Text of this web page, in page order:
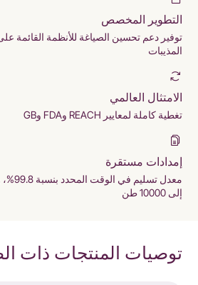
التطوير المخصص
توفير دعم تحسين الصياغة للأنظمة القائمة
المذيبات
الامتثال العالمي
تغطية كاملة لمعايير REACH وFDA وGB
إمدادات مستقرة
معدل
إلى 10000 طن
توصيات المنتجات ذات